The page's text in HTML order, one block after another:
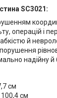
SC3021:
операцій і
й
надійну й
см
см